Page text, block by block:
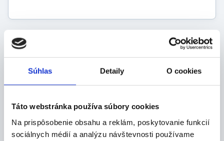
Súhlas Detaily O cookies
Táto webstránka používa súbory cookies
Na prispôsobenie obsahu a reklám, poskytovanie funkcií
sociálnych médií a analýzu návštevnosti používame
Popis produktu
Vlastnosti:
horčík prispieva k správnemu fungovaniu svalov
a spolu s vitamínom B6 a draslíkom k správnemu
fungovaniu nervového systému
s grapefruitovou príchuťou